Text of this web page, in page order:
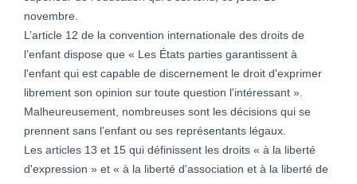
novembre.
L’article 12 de la convention internationale des droits de
l’enfant dispose que « Les États parties garantissent à
l'enfant qui est capable de discernement le droit d'exprimer
librement son opinion sur toute question l'intéressant ».
Malheureusement, nombreuses sont les décisions qui se
prennent sans l’enfant ou ses représentants légaux.
Les articles 13 et 15 qui définissent les droits « à la liberté
d'expression » et « à la liberté d'association et à la liberté de